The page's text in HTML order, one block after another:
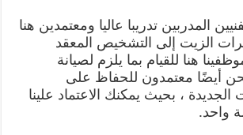
المدربين تدريبا عاليا ومعتمدين هنا
الزيت إلى التشخيص المعقد
هنا للقيام بما يلزم لصيانة
أيضًا معتمدون للحفاظ على
، بحيث يمكنك الاعتماد علينا
واحد.